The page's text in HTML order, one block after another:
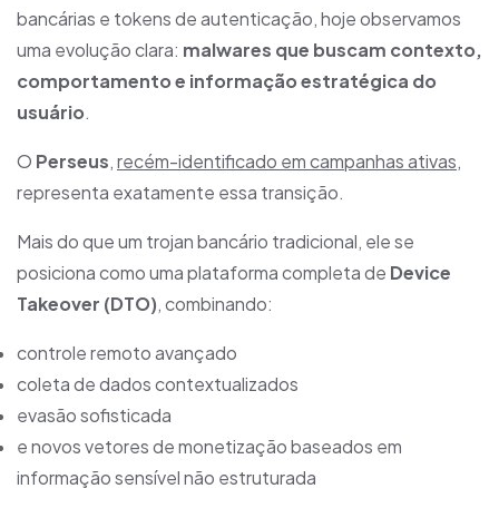
bancárias e tokens de autenticação, hoje observamos
uma evolução clara: malwares que buscam contexto,
comportamento e informação estratégica do
usuário.
O Perseus,recém-identificado em campanhas ativas,
representa exatamente essa transição.
Mais do que um trojan bancário tradicional, ele se
posiciona como uma plataforma completa de Device
Takeover (DTO), combinando:
controle remoto avançado
coleta de dados contextualizados
evasão sofisticada
e novos vetores de monetização baseados em
informação sensível não estruturada